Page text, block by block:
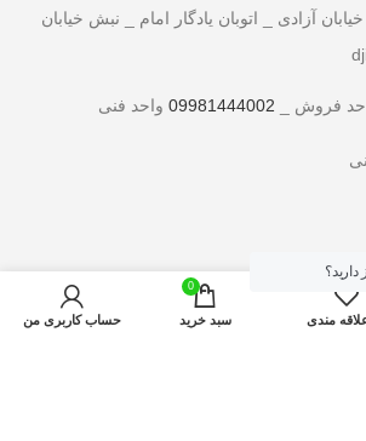
آزادی _ اتوبان یادگار امام _ نبش خیابان
فروش _ 09981444002 واحد فنی
مندی
0
سبد خرید حساب کاربری من
دارید؟